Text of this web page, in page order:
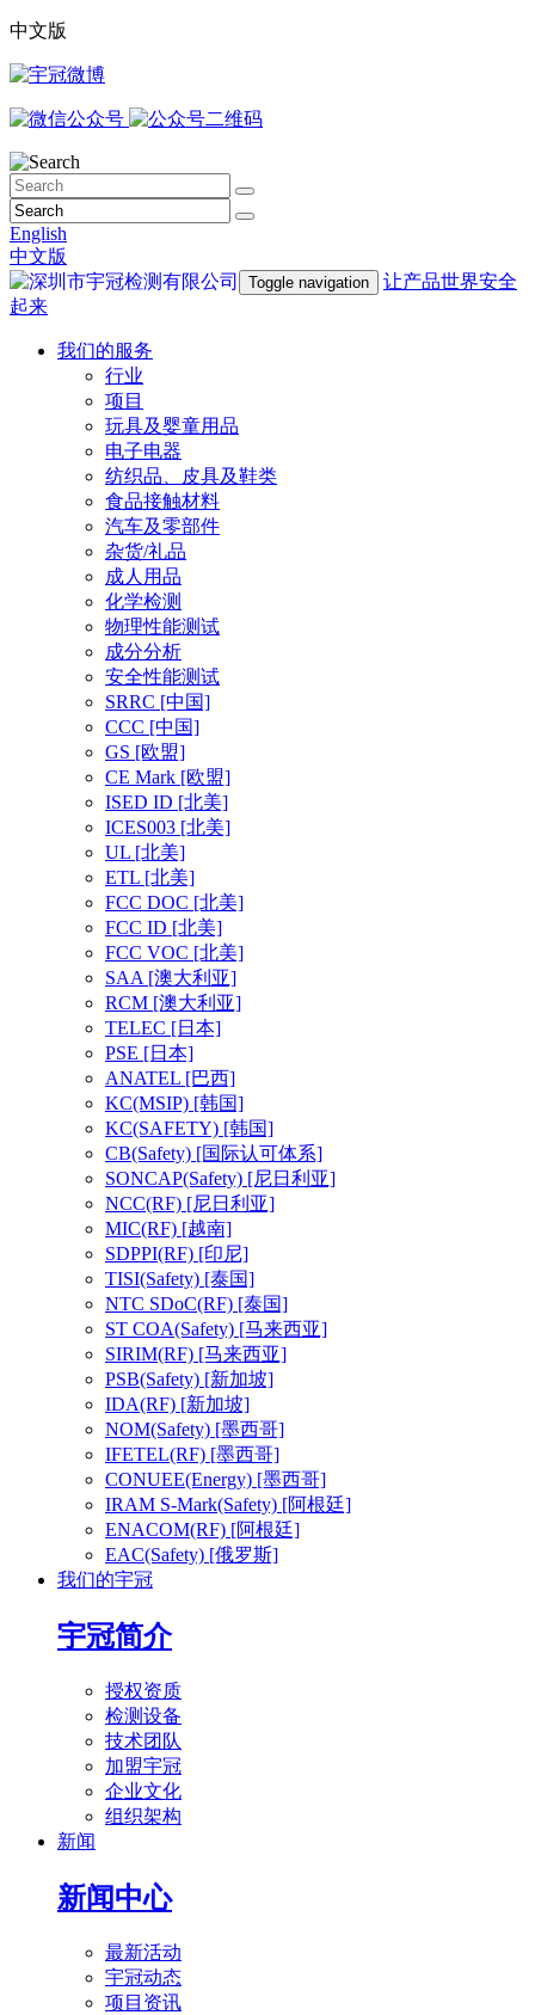
中文版
English
中文版
Toggle navigation
让产品世界安全
起来
我们的服务
行业
项目
玩具及婴童用品
电子电器
纺织品、皮具及鞋类
食品接触材料
汽车及零部件
杂货/礼品
成人用品
化学检测
物理性能测试
成分分析
安全性能测试
SRRC [中国]
CCC [中国]
GS [欧盟]
CE Mark [欧盟]
ISED ID [北美]
ICES003 [北美]
UL [北美]
ETL [北美]
FCC DOC [北美]
FCC ID [北美]
FCC VOC [北美]
SAA [澳大利亚]
RCM [澳大利亚]
TELEC [日本]
PSE [日本]
ANATEL [巴西]
KC(MSIP) [韩国]
KC(SAFETY) [韩国]
CB(Safety) [国际认可体系]
SONCAP(Safety) [尼日利亚]
NCC(RF) [尼日利亚]
MIC(RF) [越南]
SDPPI(RF) [印尼]
TISI(Safety) [泰国]
NTC SDoC(RF) [泰国]
ST COA(Safety) [马来西亚]
SIRIM(RF) [马来西亚]
PSB(Safety) [新加坡]
IDA(RF) [新加坡]
NOM(Safety) [墨西哥]
IFETEL(RF) [墨西哥]
CONUEE(Energy) [墨西哥]
IRAM S-Mark(Safety) [阿根廷]
ENACOM(RF) [阿根廷]
EAC(Safety) [俄罗斯]
我们的宇冠
宇冠简介
授权资质
检测设备
技术团队
加盟宇冠
企业文化
组织架构
新闻
新闻中心
最新活动
宇冠动态
项目资讯